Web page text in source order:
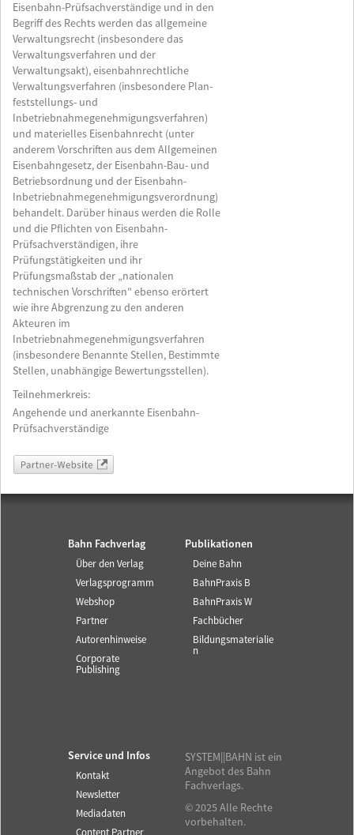
Eisenbahn-Prüfsachverständige und in den
Begriff des Rechts werden das allgemeine
Verwaltungsrecht (insbesondere das
Verwaltungsverfahren und der
Verwaltungsakt), eisenbahnrechtliche
Verwaltungsverfahren (insbesondere Plan­
feststellungs- und
Inbetriebnahmegenehmigungsverfahren)
und materielles Eisenbahnrecht (unter
anderem Vorschriften aus dem Allgemeinen
Eisenbahngesetz, der Eisenbahn-Bau- und
Betriebs­ordnung und der Eisenbahn-
Inbetriebnahme­genehmigungs­verordnung)
behandelt. Darüber hinaus werden die Rolle
und die Pflichten von Eisenbahn-
Prüfsachverständigen, ihre
Prüfungstätigkeiten und ihr
Prüfungsmaßstab der „nationalen
technischen Vorschriften" ebenso erörtert
wie ihre Abgrenzung zu den anderen
Akteuren im
Inbetriebnahmegenehmigungsverfahren
(insbesondere Benannte Stellen, Bestimmte
Stellen, unabhängige Bewertungsstellen).
Teilnehmerkreis:
Angehende und anerkannte Eisenbahn-
Prüfsachverständige
Partner-Website
Bahn Fachverlag
Über den Verlag
Verlagsprogramm
Webshop
Partner
Autorenhinweise
Corporate
Publishing
Publikationen
Deine Bahn
BahnPraxis B
BahnPraxis W
Fachbücher
Bildungsmaterialie
n
Service und Infos
Kontakt
Newsletter
Mediadaten
SYSTEM||BAHN ist ein
Angebot des Bahn
Fachverlags.
© 2025 Alle Rechte
vorbehalten.